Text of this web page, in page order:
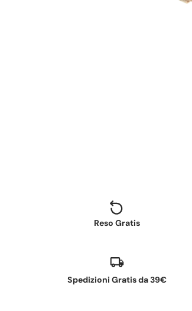
Reso Gratis
Spedizioni Gratis da 39€